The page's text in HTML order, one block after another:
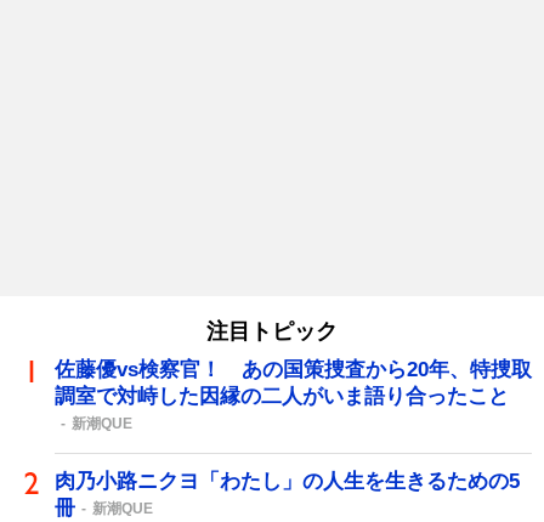
注目トピック
佐藤優vs検察官！ あの国策捜査から20年、特捜取
調室で対峙した因縁の二人がいま語り合ったこと
新潮QUE
肉乃小路ニクヨ「わたし」の人生を生きるための5
冊
新潮QUE